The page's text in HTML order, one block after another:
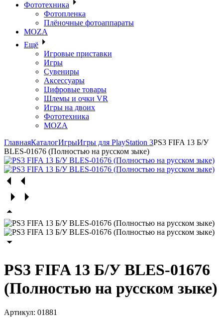
Фототехника
Фотопленка
Плёночные фотоаппараты
MOZA
Ещё
Игровые приставки
Игры
Сувениры
Аксессуары
Цифровые товары
Шлемы и очки VR
Игры на двоих
Фототехника
MOZA
ГлавнаяКаталогИгрыИгры для PlayStation 3PS3 FIFA 13 Б/У
BLES-01676 (Полностью на русском зыке)
PS3 FIFA 13 Б/У BLES-01676
(Полностью на русском зыке)
Артикул: 01881